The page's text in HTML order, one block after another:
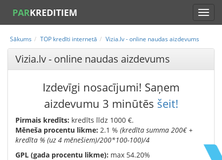
PARKREDITIEM
Sākums TOP kredīti internetā Vizia.lv - online naudas aizdevums
Vizia.lv - online naudas aizdevums
Izdevīgi nosacījumi! Saņem
aizdevumu 3 minūtēs šeit!
Pirmais kredīts: kredīts līdz 1000 €.
Mēneša procentu likme: 2.1 % (kredīta summa 200€ +
kredīta % (uz 4 mēnešiem)/200*100-100)/4
GPL (gada procentu likme): max 54.20%